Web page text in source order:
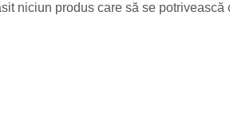
niciun produs care să se potrivească